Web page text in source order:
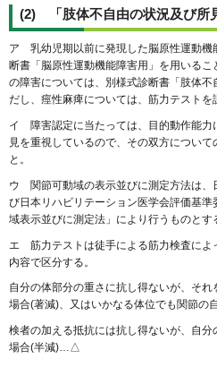
(2) 「肢体不自由の状況及び所
ア 乳幼児期以前に発現した脳原性運動機
断書「脳原性運動機能障害用」を用いる
の障害については、別様式診断書「肢体
だし、痙性麻痺については、筋力テストを
イ 障害認定に当たっては、目的動作能力
見を重視しているので、その双方につい
と。
ウ 関節可動域の表示並びに測定方法は、
び日本リハビリテーション医学会評価基
域表示並びに測定法」により行うものとす
エ 筋力テストは徒手による筋力検査によ
内容で区分する。
自分の体部分の重さに抗し得ないが、そ
場合(著減)、又はいかなる体位でも関節の
検者の加える抵抗には抗し得ないが、自
場合(半減)…△